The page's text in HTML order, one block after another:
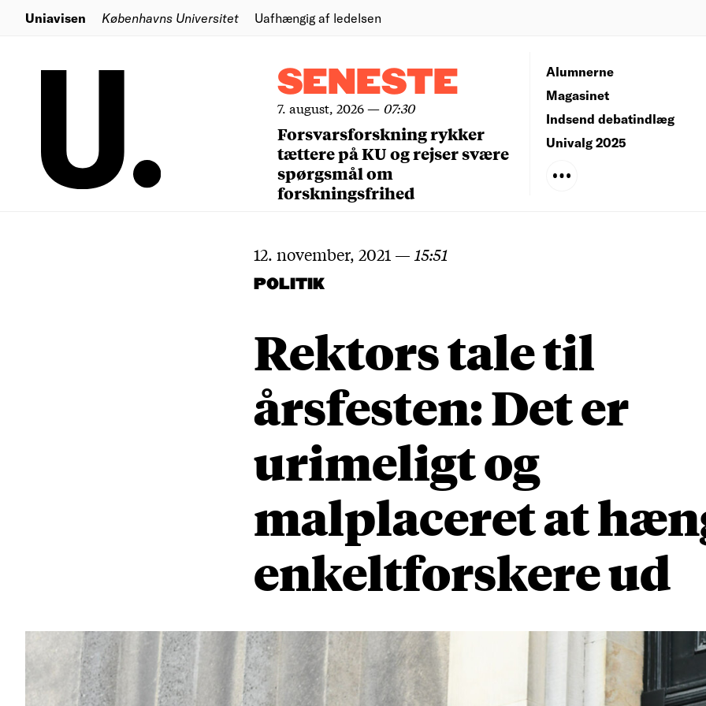
Uniavisen Københavns Universitet Uafhængig af ledelsen
SENESTE
7. august, 2026— 07:30
Forsvarsforskning rykker
tættere på KU og rejser svære
spørgsmål om
forskningsfrihed
Alumnerne
Magasinet
Indsend debatindlæg
Univalg 2025
12. november, 2021 — 15:51
POLITIK
Rektors tale til
årsfesten: Det er
urimeligt og
malplaceret at
enkeltforskere ud